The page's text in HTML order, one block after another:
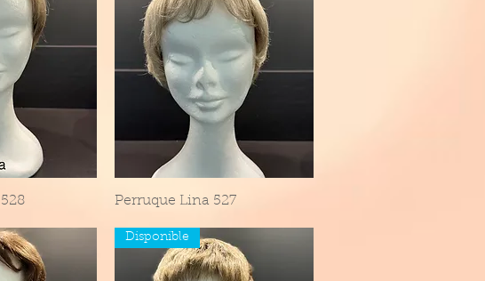
Aperçu rapide
Perruque Lina 527
Disponible